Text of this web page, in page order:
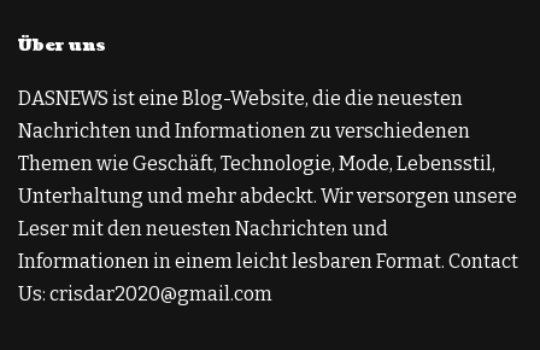
Über uns
DASNEWS ist eine Blog-Website, die die neuesten
Nachrichten und Informationen zu verschiedenen
Themen wie Geschäft, Technologie, Mode, Lebensstil,
Unterhaltung und mehr abdeckt. Wir versorgen unsere
Leser mit den neuesten Nachrichten und
Informationen in einem leicht lesbaren Format. Contact
Us: crisdar2020@gmail.com